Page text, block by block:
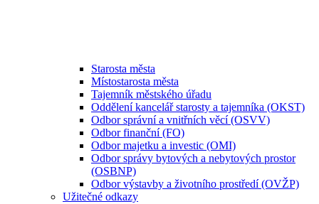
Starosta města
Místostarosta města
Tajemník městského úřadu
Oddělení kancelář starosty a tajemníka (OKST)
Odbor správní a vnitřních věcí (OSVV)
Odbor finanční (FO)
Odbor majetku a investic (OMI)
Odbor správy bytových a nebytových prostor
(OSBNP)
Odbor výstavby a životního prostředí (OVŽP)
Užitečné odkazy